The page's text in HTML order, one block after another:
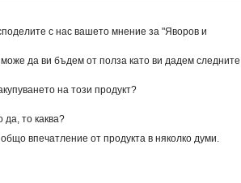
с нас вашето мнение за "Яворов и
да ви бъдем от полза като ви дадем следните
на този продукт?
то каква?
впечатление от продукта в няколко думи.